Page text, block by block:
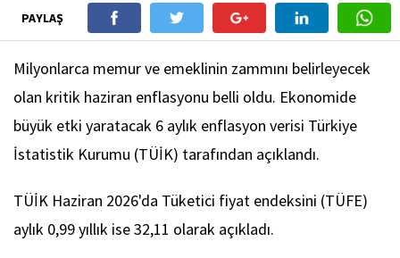
PAYLAŞ
Milyonlarca memur ve emeklinin zammını belirleyecek
olan kritik haziran enflasyonu belli oldu. Ekonomide
büyük etki yaratacak 6 aylık enflasyon verisi Türkiye
İstatistik Kurumu (TÜİK) tarafından açıklandı.
TÜİK Haziran 2026'da Tüketici fiyat endeksini (TÜFE)
aylık 0,99 yıllık ise 32,11 olarak açıkladı.